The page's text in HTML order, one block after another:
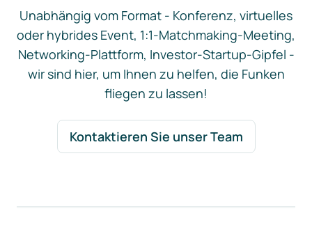
Unabhängig vom Format - Konferenz, virtuelles
oder hybrides Event, 1:1-Matchmaking-Meeting,
Networking-Plattform, Investor-Startup-Gipfel -
wir sind hier, um Ihnen zu helfen, die Funken
fliegen zu lassen!
Kontaktieren Sie unser Team